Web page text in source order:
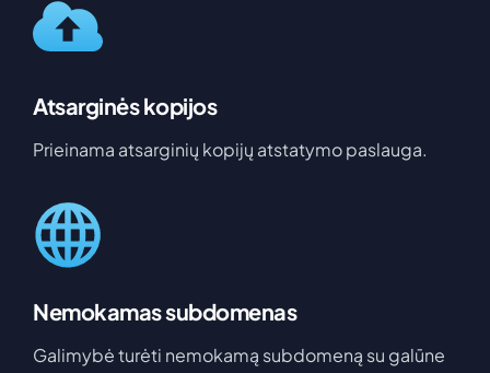
Atsarginės kopijos
Prieinama atsarginių kopijų atstatymo paslauga.
Nemokamas subdomenas
Galimybė turėti nemokamą subdomeną su galūne